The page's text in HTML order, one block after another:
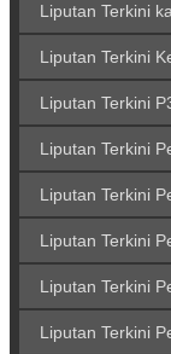
Liputan Terkini
Liputan Terkini
Liputan Terkini
Liputan Terkini
Liputan Terkini
Liputan Terkini
Liputan Terkini
Liputan Terkini